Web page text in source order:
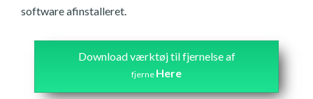
software afinstalleret.
Download værktøj til fjernelse af
fjerne Here